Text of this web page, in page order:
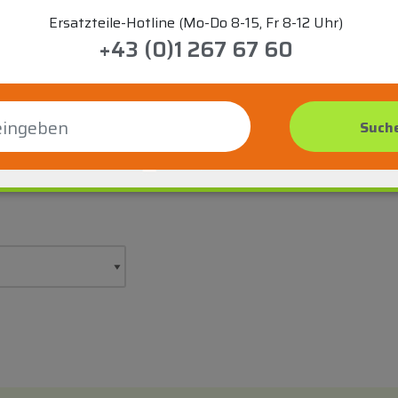
Ersatzteile-Hotline (Mo-Do 8-15, Fr 8-12 Uhr)
+43 (0)1 267 67 60